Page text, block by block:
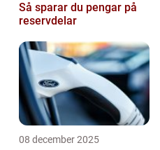
Så sparar du pengar på
reservdelar
08 december 2025